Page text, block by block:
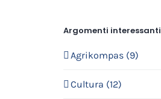
Argomenti interessanti
Agrikompas (9)
Cultura (12)